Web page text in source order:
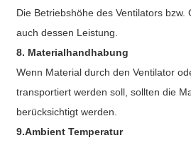
Die Betriebshöhe des Ventilators bzw.
auch dessen Leistung.
8. Materialhandhabung
Wenn Material durch den Ventilator
transportiert werden soll, sollten die
berücksichtigt werden.
9.Ambient Temperatur